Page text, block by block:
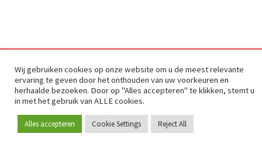
Word lid
Sinds 2009 is RetailDetail hét toonaangevende B2B-
platform voor retail in Europa.
Als "100% trusted medium" en sterke retailcommunity biedt
RetailDetail professionals dagelijks betrouwbaar nieuws,
Wij gebruiken cookies op onze website om u de meest relevante
ervaring te geven door het onthouden van uw voorkeuren en
herhaalde bezoeken. Door op "Alles accepteren" te klikken, stemt u
in met het gebruik van ALLE cookies.
Alles accepteren Cookie Settings Reject All